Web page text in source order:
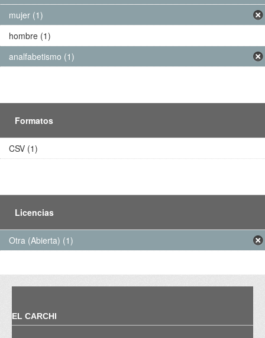
mujer (1)
hombre (1)
analfabetismo (1)
Formatos
CSV (1)
Licencias
Otra (Abierta) (1)
EL CARCHI